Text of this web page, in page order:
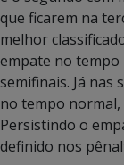
que ficarem na
melhor
empate no tempo
semifinais. Já nas
no tempo
Persistindo o
definido nos